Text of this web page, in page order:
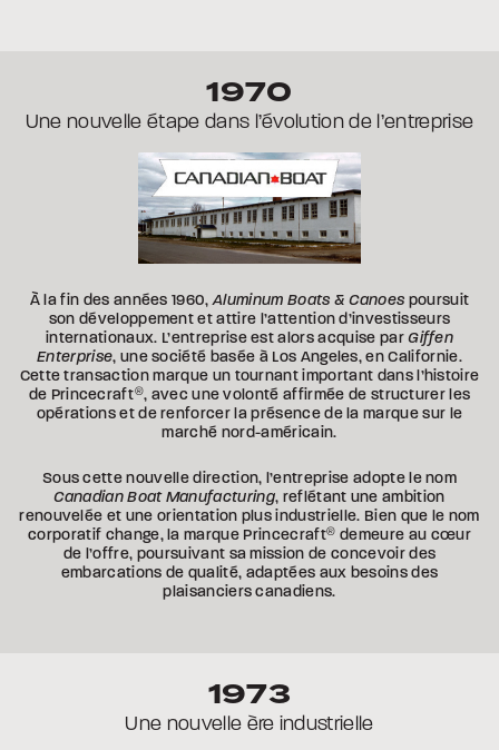
1970
Une nouvelle étape dans l’évolution de l’entreprise
À la fin des années 1960,Aluminum Boats & Canoes poursuit
son développement et attire l’attention d’investisseurs
internationaux. L’entreprise est alors acquise parGiffen
Enterprise, une société basée à Los Angeles, en Californie.
Cette transaction marque un tournant important dans l’histoire
de Princecraft®, avec une volonté affirmée de structurer les
opérations et de renforcer la présence de la marque sur le
marché nord-américain.
Sous cette nouvelle direction, l’entreprise adopte le nom
Canadian Boat Manufacturing, reflétant une ambition
renouvelée et une orientation plus industrielle. Bien que le nom
corporatif change, la marque Princecraft® demeure au cœur
de l’offre, poursuivant sa mission de concevoir des
embarcations de qualité, adaptées aux besoins des
plaisanciers canadiens.
1973
Une nouvelle ère industrielle